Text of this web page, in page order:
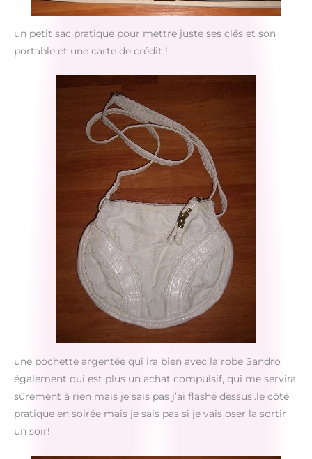
un petit sac pratique pour mettre juste ses clés et son
portable et une carte de crédit !
une pochette argentée qui ira bien avec la robe Sandro
également qui est plus un achat compulsif, qui me servira
sûrement à rien mais je sais pas j’ai flashé dessus..le côté
pratique en soirée mais je sais pas si je vais oser la sortir
un soir!